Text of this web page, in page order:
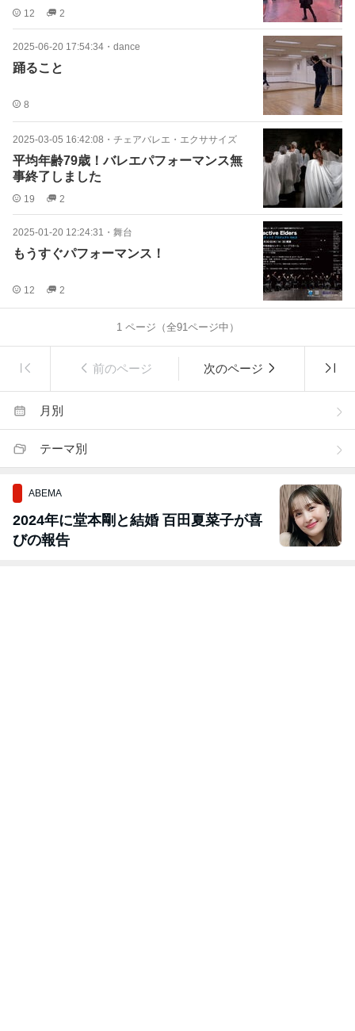
12 2
2025-06-20 17:54:34 ・ dance
踊ること
8
2025-03-05 16:42:08 ・ チェアバレエ・エクササイズ
平均年齢79歳！バレエパフォーマンス無
事終了しました
19 2
2025-01-20 12:24:31 ・ 舞台
もうすぐパフォーマンス！
12 2
1ページ（全91ページ中）
前のページ 次のページ
月別
テーマ別
ABEMA
2024年に堂本剛と結婚 百田夏菜子が喜
びの報告